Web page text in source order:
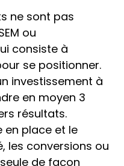
ne sont pas
ou
consiste à
se positionner.
investissement à
en moyen 3
résultats.
en place et le
les conversions ou
de façon